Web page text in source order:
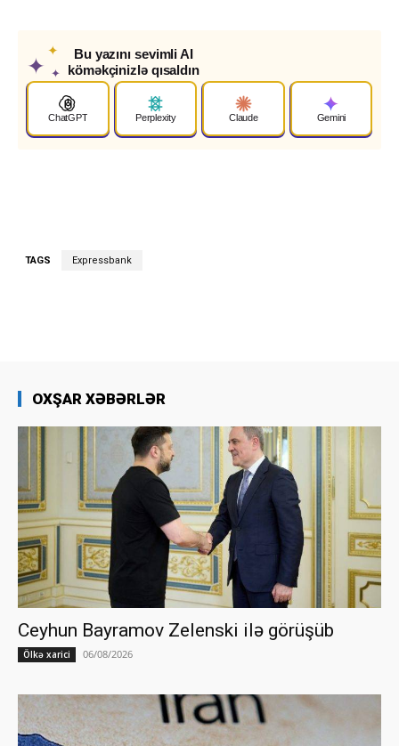
✦
✦
✦
Bu yazını sevimli AI
köməkçinizlə qısaldın
ChatGPT Perplexity Claude Gemini
TAGS Expressbank
OXŞAR XƏBƏRLƏR
Ceyhun Bayramov Zelenski ilə görüşüb
Ölkə xarici 06/08/2026